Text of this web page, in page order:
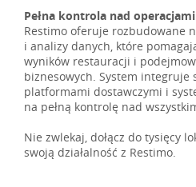
Pełna kontrola nad operacjami
Restimo oferuje rozbudowane
i analizy danych, które
wyników restauracji i
biznesowych. System integruje
platformami dostawczymi i
na pełną kontrolę nad
Nie zwlekaj, dołącz do tysięcy
swoją działalność z Restimo.